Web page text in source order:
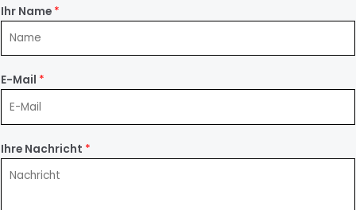
Ihr Name *
E-Mail *
Ihre Nachricht *